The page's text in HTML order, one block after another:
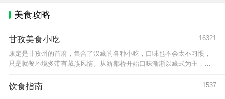
美食攻略
甘孜美食小吃 16321
康定是甘孜州的首府，集合了汉藏的各种小吃，口味也不会太不习惯，
只是就餐环境多带有藏族风情。从新都桥开始口味渐渐以藏式为主，蔬
随处可见。稻城当地人以馒头，糌粑,酥油
饮食指南 1537